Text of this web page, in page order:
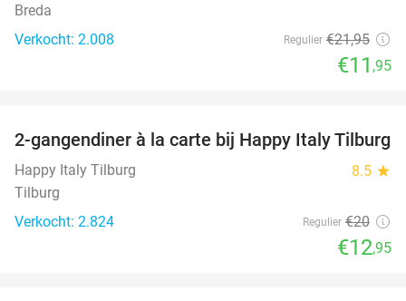
Breda
Verkocht: 2.008
Regulier €21,95
€11 ,95
35%
2-gangendiner à la carte bij Happy Italy Tilburg
Happy Italy Tilburg 8.5 star
Tilburg
Verkocht: 2.824
Regulier €20
€12,95